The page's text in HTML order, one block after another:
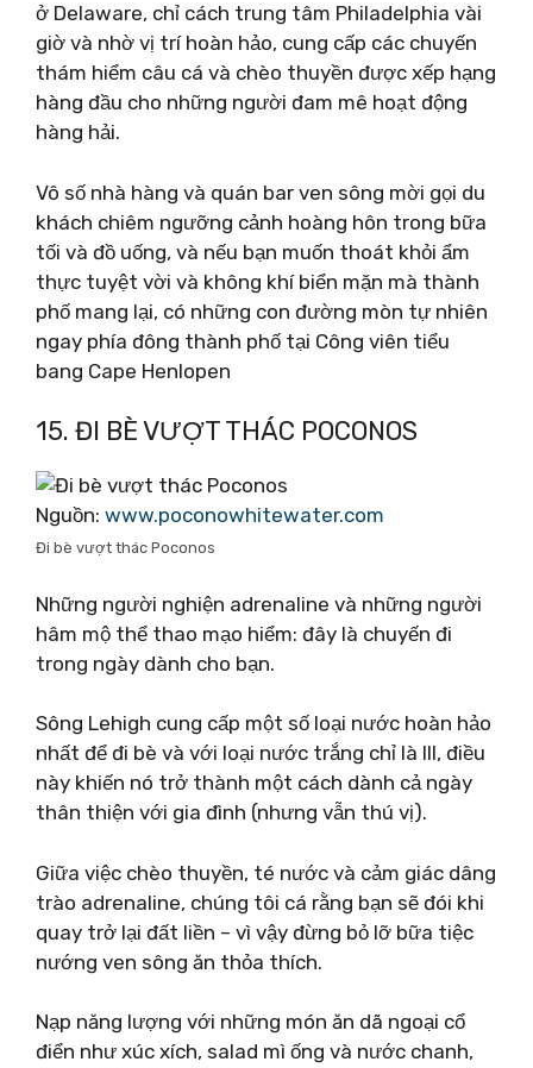
ở Delaware, chỉ cách trung tâm Philadelphia vài
giờ và nhờ vị trí hoàn hảo, cung cấp các chuyến
thám hiểm câu cá và chèo thuyền được xếp hạng
hàng đầu cho những người đam mê hoạt động
hàng hải.
Vô số nhà hàng và quán bar ven sông mời gọi du
khách chiêm ngưỡng cảnh hoàng hôn trong bữa
tối và đồ uống, và nếu bạn muốn thoát khỏi ẩm
thực tuyệt vời và không khí biển mặn mà thành
phố mang lại, có những con đường mòn tự nhiên
ngay phía đông thành phố tại Công viên tiểu
bang Cape Henlopen
15. ĐI BÈ VƯỢT THÁC POCONOS
Nguồn: www.poconowhitewater.com
Đi bè vượt thác Poconos
Những người nghiện adrenaline và những người
hâm mộ thể thao mạo hiểm: đây là chuyến đi
trong ngày dành cho bạn.
Sông Lehigh cung cấp một số loại nước hoàn hảo
nhất để đi bè và với loại nước trắng chỉ là III, điều
này khiến nó trở thành một cách dành cả ngày
thân thiện với gia đình (nhưng vẫn thú vị).
Giữa việc chèo thuyền, té nước và cảm giác dâng
trào adrenaline, chúng tôi cá rằng bạn sẽ đói khi
quay trở lại đất liền – vì vậy đừng bỏ lỡ bữa tiệc
nướng ven sông ăn thỏa thích.
Nạp năng lượng với những món ăn dã ngoại cổ
điển như xúc xích, salad mì ống và nước chanh,